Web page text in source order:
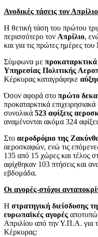
Ανοδικές τάσεις τον
Η θετική τάση του πρώτου
περισσότερο τον Απρίλιο,
και για τις πρώτες ημέρες του
Σύμφωνα με προκαταρκτικά
Υπηρεσίας Πολιτικής
Κέρκυρας καταγράφηκε
Όσον αφορά στο πρώτο
προκαταρκτικά επιχειρησιακά
συνολικά 523 αφίξεις
αναμένονται ακόμα 324
Στο αεροδρόμιο της
αεροσκαφών, ενώ τις
135 από 15 χώρες και τέλος
αφίχθηκαν 103 πτήσεις και
εβδομάδα.
Οι αγορές-στόχοι
Η στρατηγική διείσδυσης
ευρωπαϊκές αγορές
Απριλίου από την Υ.Π.Α. για
Κέρκυρας: